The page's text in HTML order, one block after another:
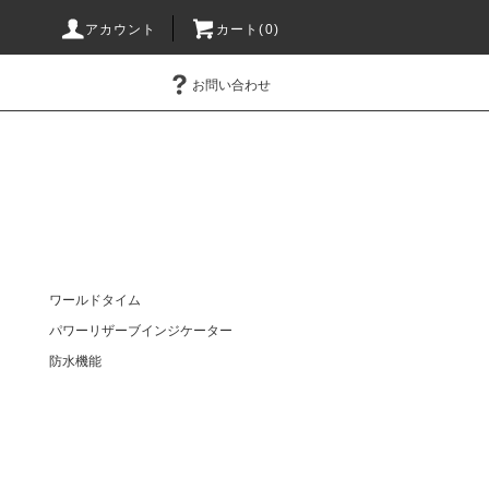
アカウント カート(0)
お問い合わせ
ワールドタイム
パワーリザーブインジケーター
防水機能